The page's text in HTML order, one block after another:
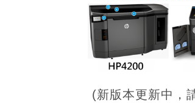
(新版本更新中，